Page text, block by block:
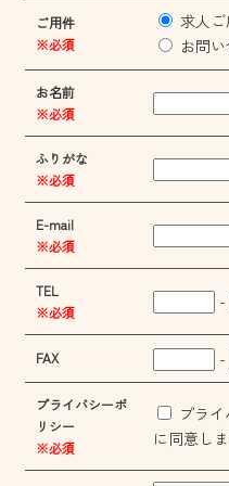
ご用件
※必須
求人
お問
お名前
※必須
ふりがな
※必須
E-mail
※必須
TEL
※必須
-
FAX -
プライバシーポ
リシー
※必須
プラ
に同意しま